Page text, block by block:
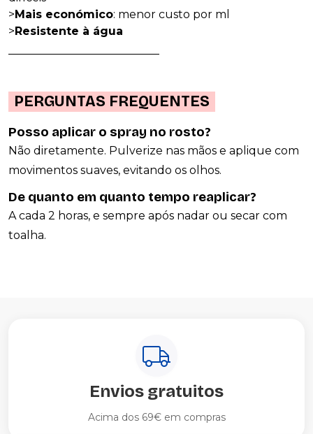
>Mais económico: menor custo por ml
>Resistente à água
PERGUNTAS FREQUENTES
Posso aplicar o spray no rosto?
Não diretamente. Pulverize nas mãos e aplique com
movimentos suaves, evitando os olhos.
De quanto em quanto tempo reaplicar?
A cada 2 horas, e sempre após nadar ou secar com
toalha.
Envios gratuitos
Acima dos 69€ em compras